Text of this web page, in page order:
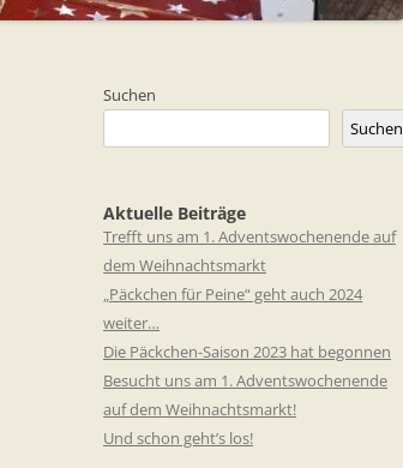
Suchen
Suchen
Aktuelle Beiträge
Trefft uns am 1. Adventswochenende auf
dem Weihnachtsmarkt
„Päckchen für Peine“ geht auch 2024
weiter…
Die Päckchen-Saison 2023 hat begonnen
Besucht uns am 1. Adventswochenende
auf dem Weihnachtsmarkt!
Und schon geht’s los!